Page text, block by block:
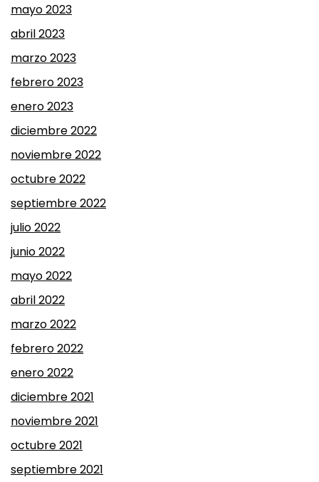
mayo 2023
abril 2023
marzo 2023
febrero 2023
enero 2023
diciembre 2022
noviembre 2022
octubre 2022
septiembre 2022
julio 2022
junio 2022
mayo 2022
abril 2022
marzo 2022
febrero 2022
enero 2022
diciembre 2021
noviembre 2021
octubre 2021
septiembre 2021